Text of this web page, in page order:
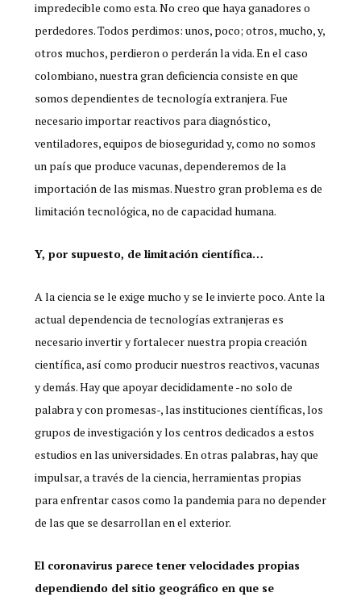
impredecible como esta. No creo que haya ganadores o
perdedores. Todos perdimos: unos, poco; otros, mucho, y,
otros muchos, perdieron o perderán la vida. En el caso
colombiano, nuestra gran deficiencia consiste en que
somos dependientes de tecnología extranjera. Fue
necesario importar reactivos para diagnóstico,
ventiladores, equipos de bioseguridad y, como no somos
un país que produce vacunas, dependeremos de la
importación de las mismas. Nuestro gran problema es de
limitación tecnológica, no de capacidad humana.
Y, por supuesto, de limitación científica…
A la ciencia se le exige mucho y se le invierte poco. Ante la
actual dependencia de tecnologías extranjeras es
necesario invertir y fortalecer nuestra propia creación
científica, así como producir nuestros reactivos, vacunas
y demás. Hay que apoyar decididamente -no solo de
palabra y con promesas-, las instituciones científicas, los
grupos de investigación y los centros dedicados a estos
estudios en las universidades. En otras palabras, hay que
impulsar, a través de la ciencia, herramientas propias
para enfrentar casos como la pandemia para no depender
de las que se desarrollan en el exterior.
El coronavirus parece tener velocidades propias
dependiendo del sitio geográfico en que se